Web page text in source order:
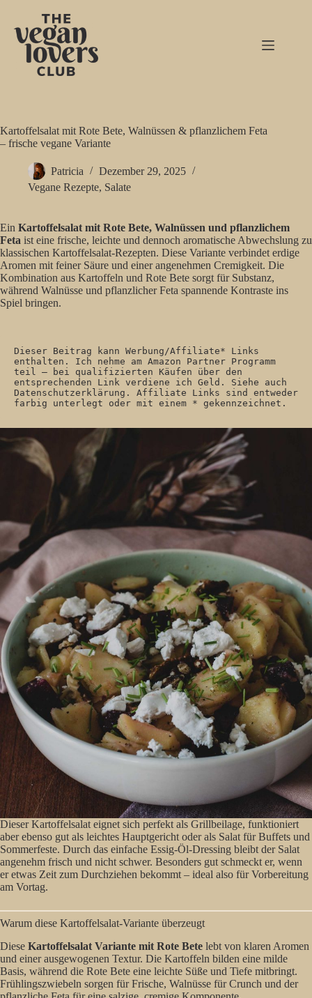
springen
Kartoffelsalat mit Rote Bete, Walnüssen & pflanzlichem Feta
– frische vegane Variante
Patricia
Dezember 29, 2025
Vegane Rezepte, Salate
Ein Kartoffelsalat mit Rote Bete, Walnüssen und pflanzlichem
Feta ist eine frische, leichte und dennoch aromatische Abwechslung zu
klassischen Kartoffelsalat-Rezepten. Diese Variante verbindet erdige
Aromen mit feiner Säure und einer angenehmen Cremigkeit. Die
Kombination aus Kartoffeln und Rote Bete sorgt für Substanz,
während Walnüsse und pflanzlicher Feta spannende Kontraste ins
Spiel bringen.
Dieser Beitrag kann Werbung/Affiliate* Links
enthalten. Ich nehme am Amazon Partner Programm
teil – bei qualifizierten Käufen über den
entsprechenden Link verdiene ich Geld. Siehe auch
Datenschutzerklärung. Affiliate Links sind entweder
farbig unterlegt oder mit einem * gekennzeichnet.
Dieser Kartoffelsalat eignet sich perfekt als Grillbeilage, funktioniert
aber ebenso gut als leichtes Hauptgericht oder als Salat für Buffets und
Sommerfeste. Durch das einfache Essig-Öl-Dressing bleibt der Salat
angenehm frisch und nicht schwer. Besonders gut schmeckt er, wenn
er etwas Zeit zum Durchziehen bekommt – ideal also für Vorbereitung
am Vortag.
Warum diese Kartoffelsalat-Variante überzeugt
Diese Kartoffelsalat Variante mit Rote Bete lebt von klaren Aromen
und einer ausgewogenen Textur. Die Kartoffeln bilden eine milde
Basis, während die Rote Bete eine leichte Süße und Tiefe mitbringt.
Frühlingszwiebeln sorgen für Frische, Walnüsse für Crunch und der